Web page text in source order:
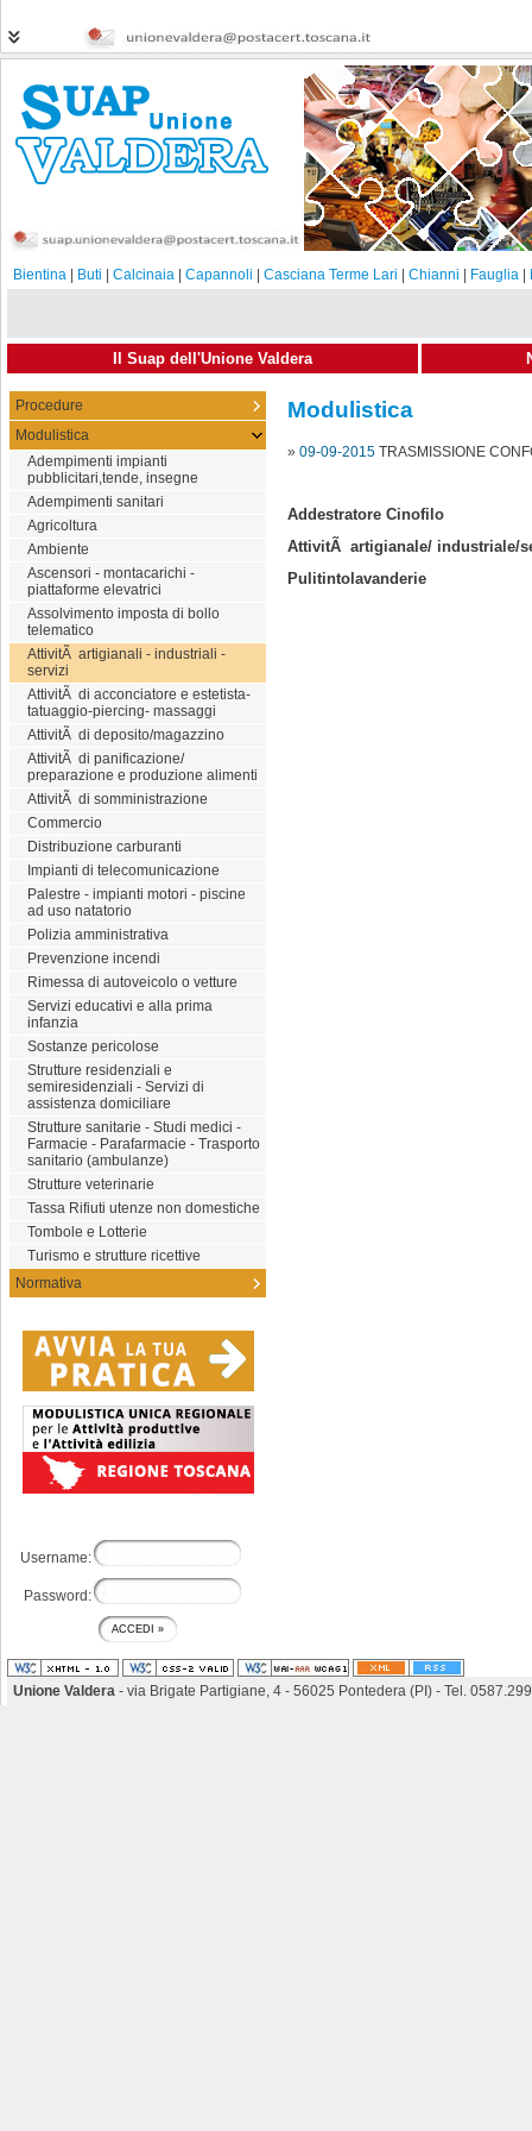
Bientina Buti Calcinaia Capannoli Casciana Terme Lari Chianni Fauglia
Il Suap dell'Unione Valdera
Procedure
Modulistica
Adempimenti impianti
pubblicitari,tende, insegne
Adempimenti sanitari
Agricoltura
Ambiente
Ascensori - montacarichi -
piattaforme elevatrici
Assolvimento imposta di bollo
telematico
AttivitÃ artigianali - industriali -
servizi
AttivitÃ di acconciatore e estetista-
tatuaggio-piercing- massaggi
AttivitÃ di deposito/magazzino
AttivitÃ di panificazione/
preparazione e produzione alimenti
AttivitÃ di somministrazione
Commercio
Distribuzione carburanti
Impianti di telecomunicazione
Palestre - impianti motori - piscine
ad uso natatorio
Polizia amministrativa
Prevenzione incendi
Rimessa di autoveicolo o vetture
Servizi educativi e alla prima
infanzia
Sostanze pericolose
Strutture residenziali e
semiresidenziali - Servizi di
assistenza domiciliare
Strutture sanitarie - Studi medici -
Farmacie - Parafarmacie - Trasporto
sanitario (ambulanze)
Strutture veterinarie
Tassa Rifiuti utenze non domestiche
Tombole e Lotterie
Turismo e strutture ricettive
Normativa
Username:
Password:
Modulistica
» 09-09-2015 TRASMISSIONE
Addestratore Cinofilo
AttivitÃ artigianale/ industriale/
Pulitintolavanderie
Unione Valdera - via Brigate Partigiane, 4 - 56025 Pontedera (PI) - Tel.